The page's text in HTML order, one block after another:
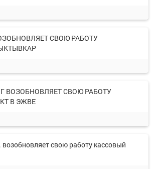
СВОЮ РАБОТУ
Г ВОЗОБНОВЛЯЕТ СВОЮ РАБОТУ
В ЭЖВЕ
свою работу кассовый